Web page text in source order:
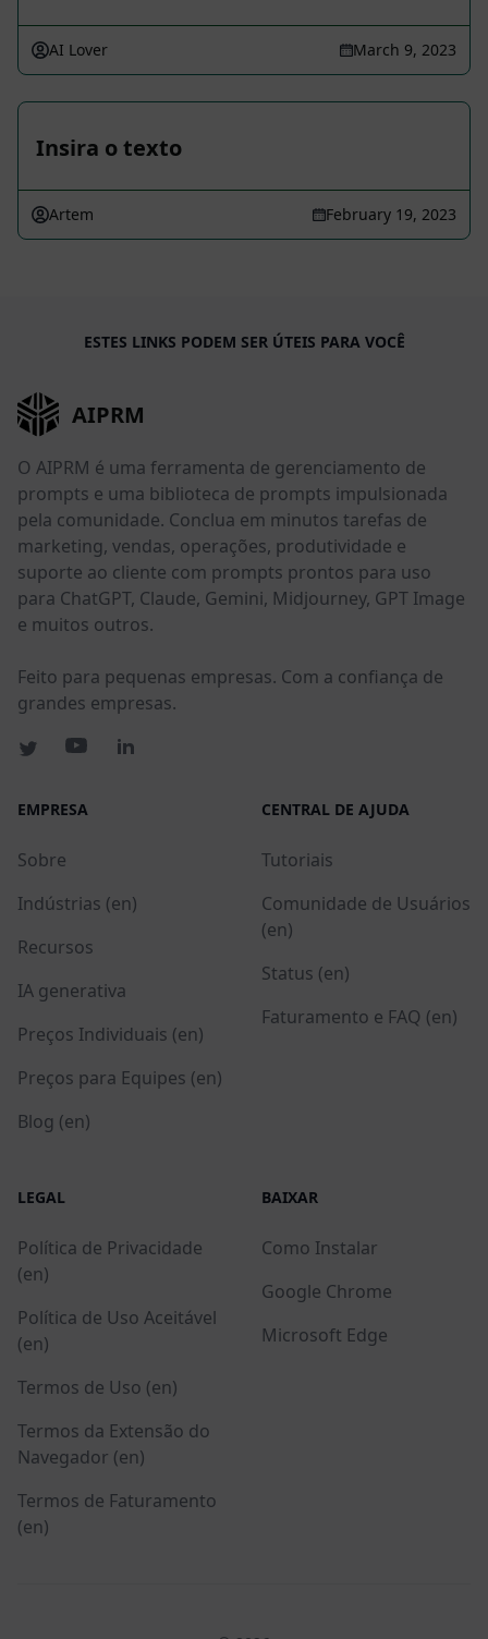
AI Lover March 9, 2023
Insira o texto
Artem February 19, 2023
ESTES LINKS PODEM SER ÚTEIS PARA VOCÊ
AIPRM
O AIPRM é uma ferramenta de gerenciamento de
prompts e uma biblioteca de prompts impulsionada
pela comunidade. Conclua em minutos tarefas de
marketing, vendas, operações, produtividade e
suporte ao cliente com prompts prontos para uso
para ChatGPT, Claude, Gemini, Midjourney, GPT Image
e muitos outros.
Feito para pequenas empresas. Com a confiança de
grandes empresas.
EMPRESA
Sobre
Indústrias (en)
Recursos
IA generativa
Preços Individuais (en)
Preços para Equipes (en)
Blog (en)
CENTRAL DE AJUDA
Tutoriais
Comunidade de Usuários
(en)
Status (en)
Faturamento e FAQ (en)
LEGAL
Política de Privacidade
(en)
Política de Uso Aceitável
(en)
Termos de Uso (en)
Termos da Extensão do
Navegador (en)
Termos de Faturamento
(en)
BAIXAR
Como Instalar
Google Chrome
Microsoft Edge